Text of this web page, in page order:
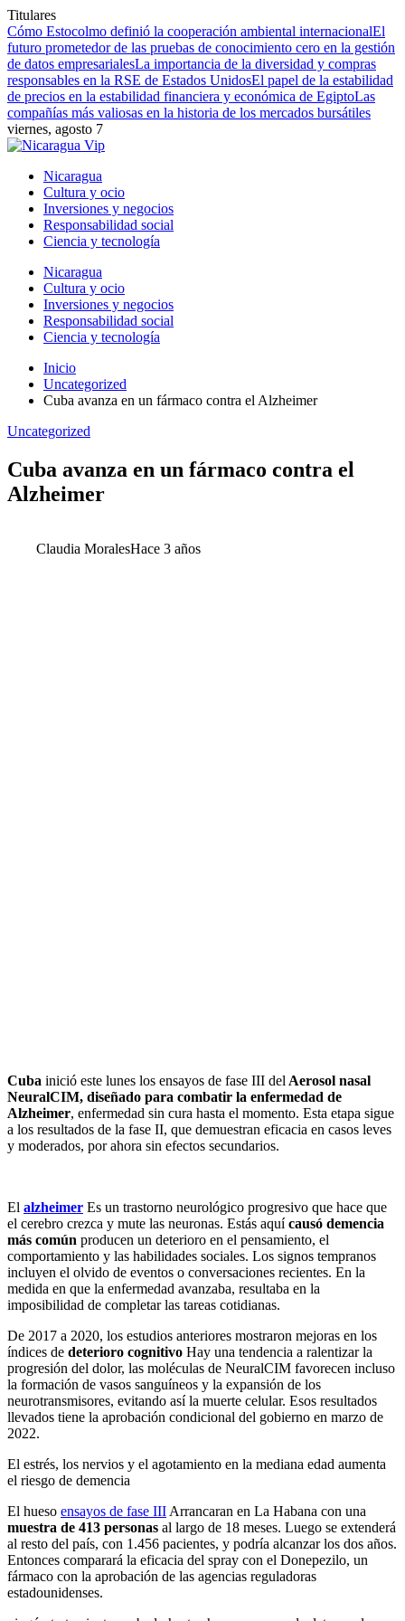
Titulares
Cómo Estocolmo definió la cooperación ambiental internacionalEl
futuro prometedor de las pruebas de conocimiento cero en la gestión
de datos empresarialesLa importancia de la diversidad y compras
responsables en la RSE de Estados UnidosEl papel de la estabilidad
de precios en la estabilidad financiera y económica de EgiptoLas
compañías más valiosas en la historia de los mercados bursátiles
viernes, agosto 7
Nicaragua
Cultura y ocio
Inversiones y negocios
Responsabilidad social
Ciencia y tecnología
Nicaragua
Cultura y ocio
Inversiones y negocios
Responsabilidad social
Ciencia y tecnología
Inicio
Uncategorized
Cuba avanza en un fármaco contra el Alzheimer
Uncategorized
Cuba avanza en un fármaco contra el
Alzheimer
Claudia MoralesHace 3 años
Cuba inició este lunes los ensayos de fase III del Aerosol nasal
NeuralCIM, diseñado para combatir la enfermedad de
Alzheimer, enfermedad sin cura hasta el momento. Esta etapa sigue
a los resultados de la fase II, que demuestran eficacia en casos leves
y moderados, por ahora sin efectos secundarios.
El alzheimer Es un trastorno neurológico progresivo que hace que
el cerebro crezca y mute las neuronas. Estás aquícausó demencia
más común producen un deterioro en el pensamiento, el
comportamiento y las habilidades sociales. Los signos tempranos
incluyen el olvido de eventos o conversaciones recientes. En la
medida en que la enfermedad avanzaba, resultaba en la
imposibilidad de completar las tareas cotidianas.
De 2017 a 2020, los estudios anteriores mostraron mejoras en los
índices de deterioro cognitivo Hay una tendencia a ralentizar la
progresión del dolor, las moléculas de NeuralCIM favorecen incluso
la formación de vasos sanguíneos y la expansión de los
neurotransmisores, evitando así la muerte celular. Esos resultados
llevados tiene la aprobación condicional del gobierno en marzo de
2022.
El estrés, los nervios y el agotamiento en la mediana edad aumenta
el riesgo de demencia
El hueso ensayos de fase III Arrancaran en La Habana con una
muestra de 413 personas al largo de 18 meses. Luego se extenderá
al resto del país, con 1.456 pacientes, y podría alcanzar los dos años.
Entonces comparará la eficacia del spray con el Donepezilo, un
fármaco con la aprobación de las agencias reguladoras
estadounidenses.